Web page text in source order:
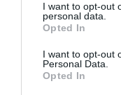
I want to opt-out
personal data.
Opted In
I want to opt-out
Personal Data.
Opted In
Τα αντίτιμα
Αλκυόνη)